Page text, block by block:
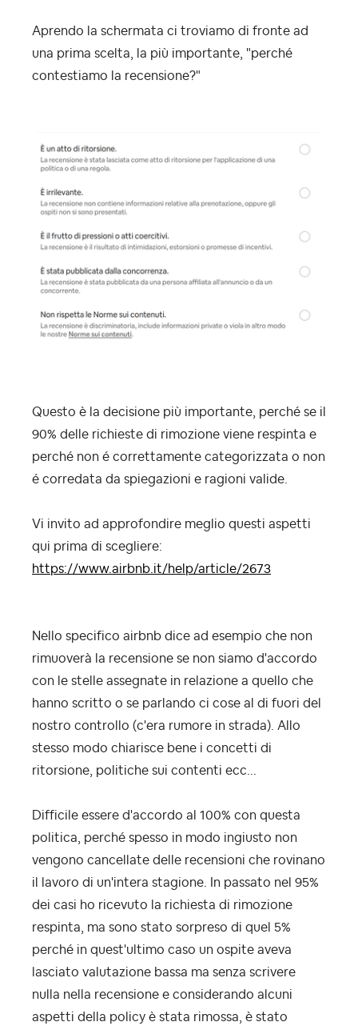
Aprendo la schermata ci troviamo di fronte ad
una prima scelta, la più importante, "perché
contestiamo la recensione?"
Questo è la decisione più importante, perché se il
90% delle richieste di rimozione viene respinta e
perché non é correttamente categorizzata o non
é corredata da spiegazioni e ragioni valide.
Vi invito ad approfondire meglio questi aspetti
qui prima di scegliere:
https://www.airbnb.it/help/article/2673
Nello specifico airbnb dice ad esempio che non
rimuoverà la recensione se non siamo d'accordo
con le stelle assegnate in relazione a quello che
hanno scritto o se parlando ci cose al di fuori del
nostro controllo (c'era rumore in strada). Allo
stesso modo chiarisce bene i concetti di
ritorsione, politiche sui contenti ecc...
Difficile essere d'accordo al 100% con questa
politica, perché spesso in modo ingiusto non
vengono cancellate delle recensioni che rovinano
il lavoro di un'intera stagione. In passato nel 95%
dei casi ho ricevuto la richiesta di rimozione
respinta, ma sono stato sorpreso di quel 5%
perché in quest'ultimo caso un ospite aveva
lasciato valutazione bassa ma senza scrivere
nulla nella recensione e considerando alcuni
aspetti della policy è stata rimossa, è stato